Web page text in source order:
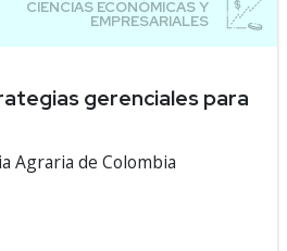
gerenciales para
Agraria de Colombia